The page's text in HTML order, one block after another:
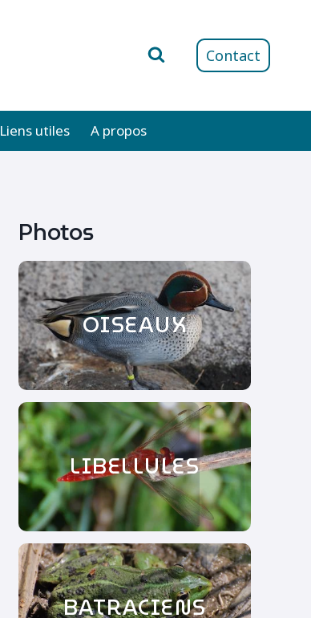
Contact
Liens utiles A propos
Photos
OISEAUX
LIBELLULES
BATRACIENS